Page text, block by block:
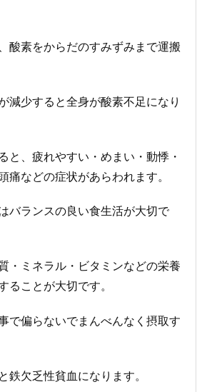
酸素をからだのすみずみまで運搬
減少すると全身が酸素不足になり
と、疲れやすい・めまい・動悸・
痛などの症状があらわれます。
バランスの良い食生活が大切で
・ミネラル・ビタミンなどの栄養
ることが大切です。
で偏らないでまんべんなく摂取す
鉄欠乏性貧血になります。